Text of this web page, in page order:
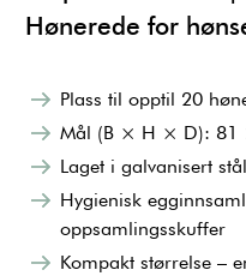
Hønerede for
Plass til opptil 20
Mål (B × H × D): 81
Laget i galvanisert
Hygienisk
oppsamlingsskuffer
Kompakt størrelse –